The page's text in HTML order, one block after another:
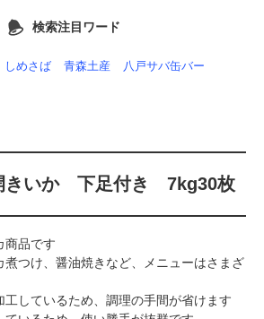
検索注目ワード
しめさば 青森土産 八戸サバ缶バー
きいか 下足付き 7kg30枚
品です
つけ、醤油焼きなど、メニューはさまざ
しているため、調理の手間が省けます